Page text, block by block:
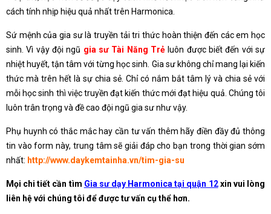
cách tính nhịp hiệu quả nhất trên Harmonica.
Sứ mệnh của gia sư là truyền tải tri thức hoàn thiện đến các em học
sinh. Vì vậy đội ngũ gia sư Tài Năng Trẻ luôn được biết đến với sự
nhiệt huyết, tận tâm với từng học sinh. Gia sư không chỉ mang lại kiến
thức mà trên hết là sự chia sẻ. Chỉ có nắm bắt tâm lý và chia sẻ với
mỗi học sinh thì việc truyền đạt kiến thức mới đạt hiệu quả. Chúng tôi
luôn trân trọng và đề cao đội ngũ gia sư như vậy.
Phụ huynh có thắc mắc hay cần tư vấn thêm hãy điền đầy đủ thông
tin vào form này, trung tâm sẽ giải đáp cho bạn trong thời gian sớm
nhất: http://www.daykemtainha.vn/tim-gia-su
Mọi chi tiết cần tìm Gia sư dạy Harmonica tại quận 12xin vui lòng
liên hệ với chúng tôi để được tư vấn cụ thể hơn.